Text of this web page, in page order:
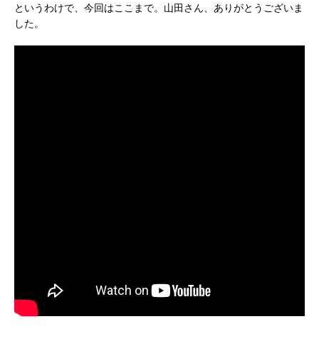
というわけで、今回はここまで。山田さん、ありがとうございま
した。